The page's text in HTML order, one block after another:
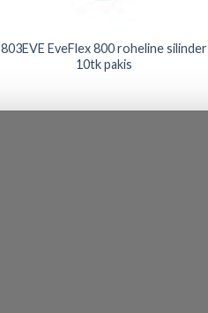
803EVE EveFlex 800 roheline silinder
10tk pakis